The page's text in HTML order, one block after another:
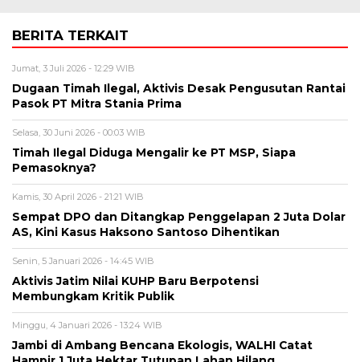
BERITA TERKAIT
Jumat, 3 Juli 2026 - 12:29 WIB
Dugaan Timah Ilegal, Aktivis Desak Pengusutan Rantai
Pasok PT Mitra Stania Prima
Selasa, 30 Juni 2026 - 00:03 WIB
Timah Ilegal Diduga Mengalir ke PT MSP, Siapa
Pemasoknya?
Kamis, 30 April 2026 - 21:21 WIB
Sempat DPO dan Ditangkap Penggelapan 2 Juta Dolar
AS, Kini Kasus Haksono Santoso Dihentikan
Senin, 5 Januari 2026 - 14:45 WIB
Aktivis Jatim Nilai KUHP Baru Berpotensi
Membungkam Kritik Publik
Minggu, 4 Januari 2026 - 13:24 WIB
Jambi di Ambang Bencana Ekologis, WALHI Catat